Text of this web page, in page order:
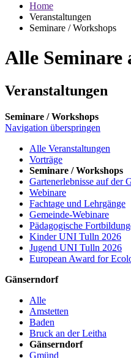
Home
Veranstaltungen
Seminare / Workshops
Alle Seminare
Veranstaltungen
Seminare / Workshops
Navigation überspringen
Alle Veranstaltungen
Vorträge
Seminare / Workshops
Gartenerlebnisse auf
Webinare
Fachtage und Lehrgänge
Gemeinde-Webinare
Pädagogische
Kinder UNI Tulln 2026
Jugend UNI Tulln 2026
European Award for
Gänserndorf
Alle
Amstetten
Baden
Bruck an der Leitha
Gänserndorf
Gmünd